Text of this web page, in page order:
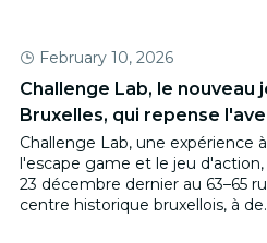
February 10, 2026
Challenge Lab, le nouveau
Bruxelles, qui repense
Challenge Lab, une expérience
l'escape game et le jeu
23 décembre dernier au 63–65
centre historique bruxellois, à